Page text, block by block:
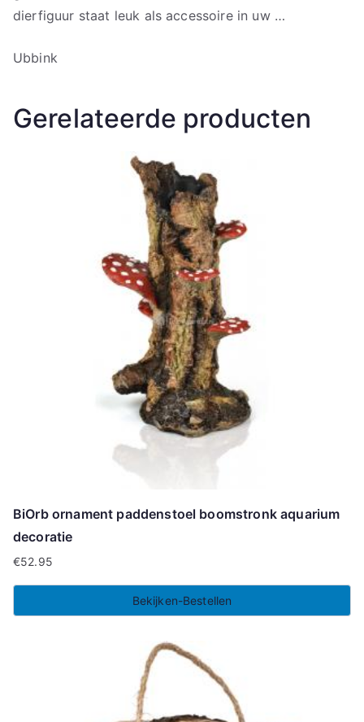
dierfiguur staat leuk als accessoire in uw …
Ubbink
Gerelateerde producten
BiOrb ornament paddenstoel boomstronk aquarium
decoratie
€52.95
Bekijken-Bestellen